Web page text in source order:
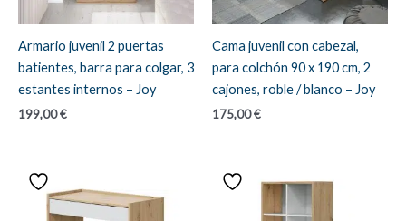
Armario juvenil 2 puertas
batientes, barra para colgar, 3
estantes internos – Joy
199,00€
Cama juvenil con cabezal,
para colchón 90 x 190 cm, 2
cajones, roble / blanco – Joy
175,00€